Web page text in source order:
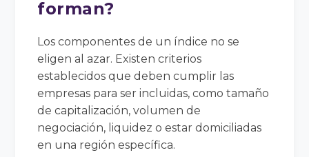
forman?
Los componentes de un índice no se
eligen al azar. Existen criterios
establecidos que deben cumplir las
empresas para ser incluidas, como tamaño
de capitalización, volumen de
negociación, liquidez o estar domiciliadas
en una región específica.